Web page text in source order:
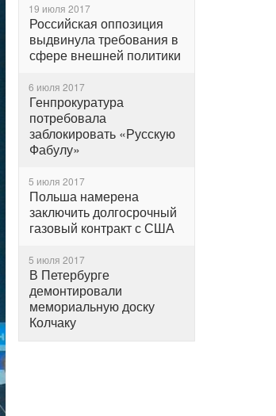
19 июля 2017
Российская оппозиция
выдвинула требования в
сфере внешней политики
6 июля 2017
Генпрокуратура
потребовала
заблокировать «Русскую
Фабулу»
5 июля 2017
Польша намерена
заключить долгосрочный
газовый контракт с США
5 июля 2017
В Петербурге
демонтировали
мемориальную доску
Колчаку